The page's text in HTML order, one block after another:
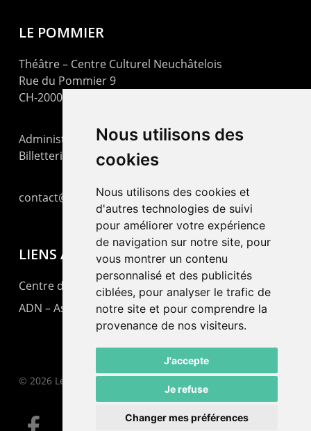
Nous utilisons des
cookies
Nous utilisons des cookies et
d'autres technologies de suivi
pour améliorer votre expérience
de navigation sur notre site, pour
vous montrer un contenu
personnalisé et des publicités
ciblées, pour analyser le trafic de
notre site et pour comprendre la
provenance de nos visiteurs.
J'accepte
Je refuse
Changer mes préférences
LE POMMIER
Théâtre – Centre Culturel Neuchâtelois
Rue du Pommier 9
CH-2000 Neuchâtel
Administration : +41 32 725 03 03
Billetterie : +41 32 725 05 05
contact@lepommier.ch
LIENS AMIS
Centre de culture ABC
ADN – Association Danse Neuchâtel
© 2026 Le Pommier.
facebook email